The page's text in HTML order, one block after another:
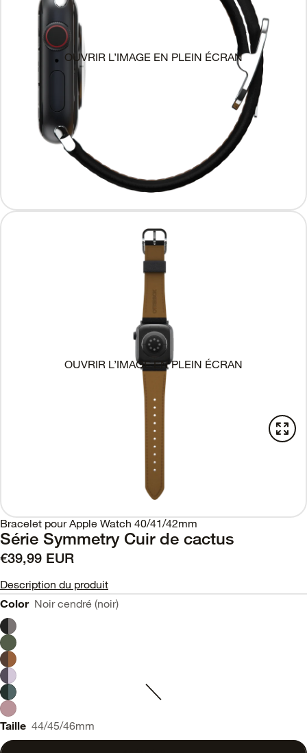
OUVRIR L’IMAGE EN PLEIN ÉCRAN
OUVRIR L’IMAGE EN PLEIN ÉCRAN
Bracelet pour Apple Watch 40/41/42mm
Série Symmetry Cuir de cactus
€39,99 EUR
Description du produit
Color Noir cendré (noir)
Taille 44/45/46mm